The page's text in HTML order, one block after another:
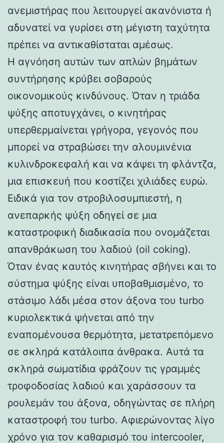
ανεμιστήρας που λειτουργεί ακανόνιστα ή
αδυνατεί να γυρίσει στη μέγιστη ταχύτητα
πρέπει να αντικαθίσταται αμέσως.
Η αγνόηση αυτών των απλών βημάτων
συντήρησης κρύβει σοβαρούς
οικονομικούς κινδύνους. Όταν η τριάδα
ψύξης αποτυγχάνει, ο κινητήρας
υπερθερμαίνεται γρήγορα, γεγονός που
μπορεί να στραβώσει την αλουμινένια
κυλινδροκεφαλή και να κάψει τη φλάντζα,
μια επισκευή που κοστίζει χιλιάδες ευρώ.
Ειδικά για τον στροβιλοσυμπιεστή, η
ανεπαρκής ψύξη οδηγεί σε μια
καταστροφική διαδικασία που ονομάζεται
απανθράκωση του λαδιού (oil coking).
Όταν ένας καυτός κινητήρας σβήνει και το
σύστημα ψύξης είναι υποβαθμισμένο, το
στάσιμο λάδι μέσα στον άξονα του turbo
κυριολεκτικά ψήνεται από την
εναπομένουσα θερμότητα, μετατρεπόμενο
σε σκληρά κατάλοιπα άνθρακα. Αυτά τα
σκληρά σωματίδια φράζουν τις γραμμές
τροφοδοσίας λαδιού και χαράσσουν τα
ρουλεμάν του άξονα, οδηγώντας σε πλήρη
καταστροφή του turbo. Αφιερώνοντας λίγο
χρόνο για τον καθαρισμό του intercooler,